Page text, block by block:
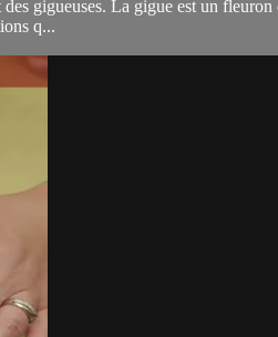
gigueuses. La gigue est un
q...